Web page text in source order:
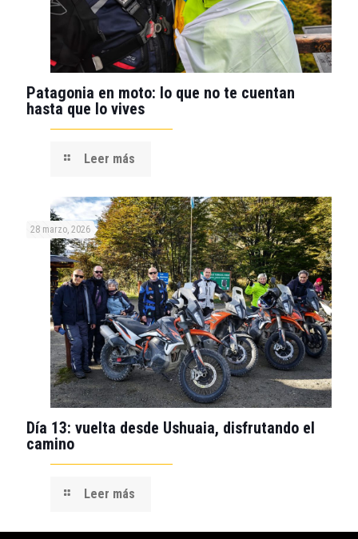
Patagonia en moto: lo que no te cuentan
hasta que lo vives
Leer más
28 marzo, 2026
Día 13: vuelta desde Ushuaia, disfrutando el
camino
Leer más